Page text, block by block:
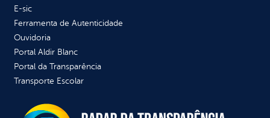
E-sic
Ferramenta de Autenticidade
Ouvidoria
Portal Aldir Blanc
Portal da Transparência
Transporte Escolar